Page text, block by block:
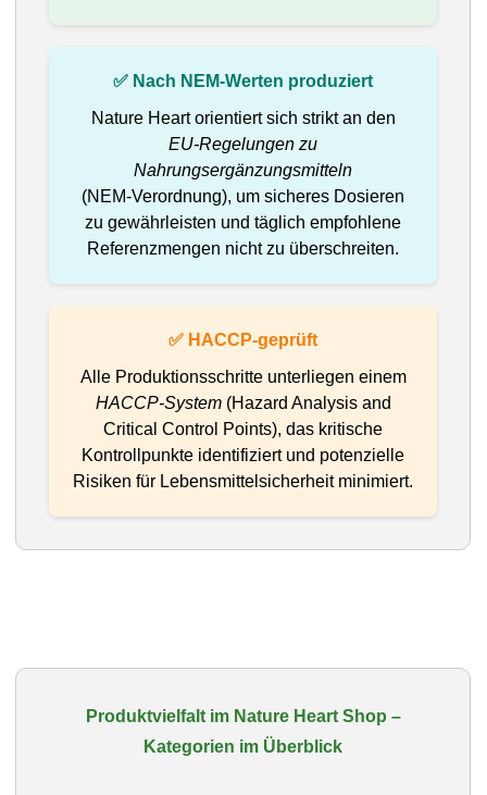
✅ Nach NEM‑Werten produziert
Nature Heart orientiert sich strikt an den
EU‑Regelungen zu
Nahrungsergänzungsmitteln
(NEM‑Verordnung), um sicheres Dosieren
zu gewährleisten und täglich empfohlene
Referenzmengen nicht zu überschreiten.
✅ HACCP‑geprüft
Alle Produktionsschritte unterliegen einem
HACCP‑System(Hazard Analysis and
Critical Control Points), das kritische
Kontrollpunkte identifiziert und potenzielle
Risiken für Lebensmittelsicherheit minimiert.
Produktvielfalt im Nature Heart Shop –
Kategorien im Überblick